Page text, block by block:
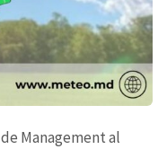
Management al